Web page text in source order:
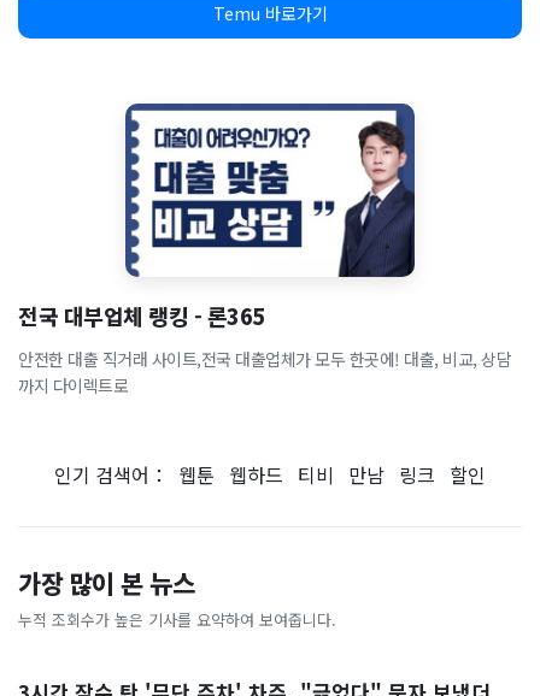
Temu 바로가기
전국 대부업체 랭킹 - 론365
안전한 대출 직거래 사이트,전국 대출업체가 모두 한곳에! 대출, 비교, 상담
까지 다이렉트로
인기 검색어： 웹툰 웹하드 티비 만남 링크 할인
가장 많이 본 뉴스
누적 조회수가 높은 기사를 요약하여 보여줍니다.